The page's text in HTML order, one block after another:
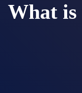
What is